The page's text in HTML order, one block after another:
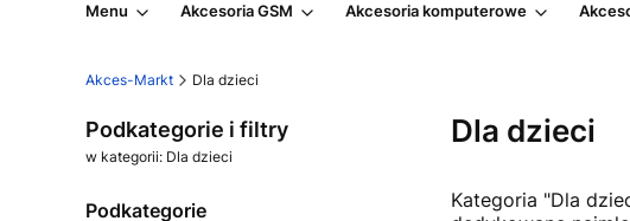
Menu Akcesoria GSM Akcesoria komputerowe
Akces-Markt Dla dzieci
Podkategorie i filtry
w kategorii: Dla dzieci
Podkategorie
Dla dzieci
Kategoria "Dla